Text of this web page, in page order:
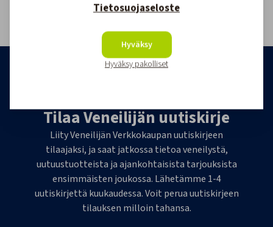
1
Tilaa Veneilijän uutiskirje
Liity Veneilijän Verkkokaupan uutiskirjeen
tilaajaksi, ja saat jatkossa tietoa veneilystä,
uutuustuotteista ja ajankohtaisista tarjouksista
ensimmäisten joukossa. Lähetämme 1-4
uutiskirjettä kuukaudessa. Voit perua uutiskirjeen
tilauksen milloin tahansa.
Tietosuojaseloste
Hyväksy
Hyväksy pakolliset